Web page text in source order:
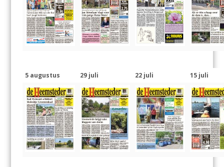
5 augustus 29 juli 22 juli 15 juli